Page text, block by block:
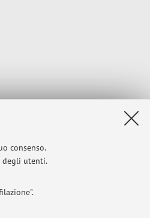
consenso.
degli utenti.